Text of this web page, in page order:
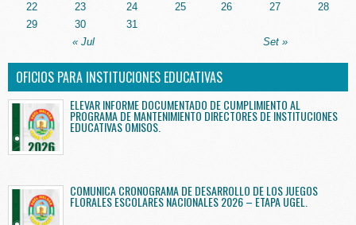
« Jul Set »
22
23 24 25 26 27
28
29
30 31
OFICIOS PARA INSTITUCIONES EDUCATIVAS
ELEVAR INFORME DOCUMENTADO DE CUMPLIMIENTO AL
PROGRAMA DE MANTENIMIENTO DIRECTORES DE INSTITUCIONES
EDUCATIVAS OMISOS.
COMUNICA CRONOGRAMA DE DESARROLLO DE LOS JUEGOS
FLORALES ESCOLARES NACIONALES 2026 – ETAPA UGEL.